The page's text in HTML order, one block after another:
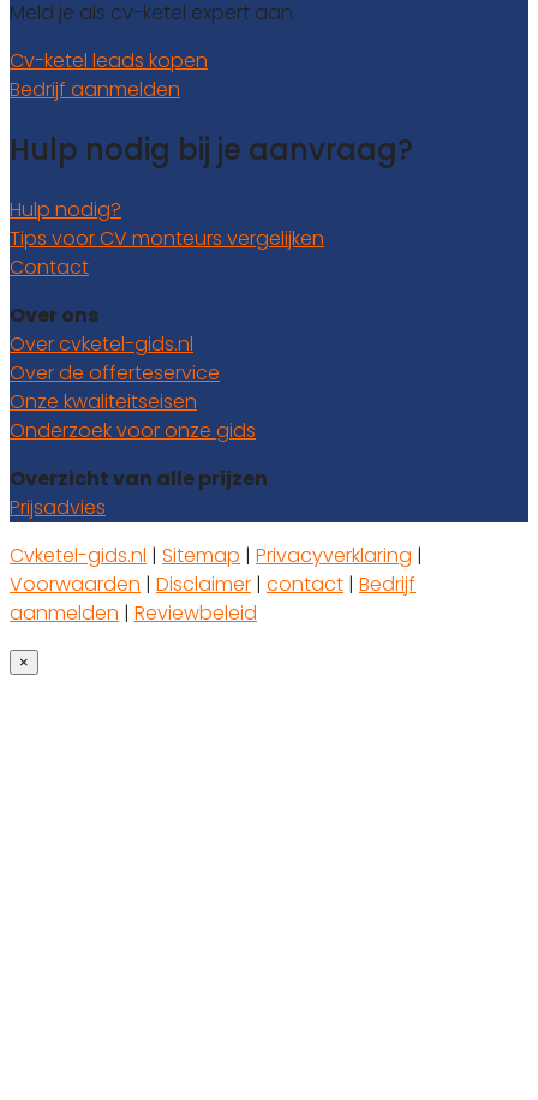
Meld je als cv-ketel expert aan.
Cv-ketel leads kopen
Bedrijf aanmelden
Hulp nodig bij je aanvraag?
Hulp nodig?
Tips voor CV monteurs vergelijken
Contact
Over ons
Over cvketel-gids.nl
Over de offerteservice
Onze kwaliteitseisen
Onderzoek voor onze gids
Overzicht van alle prijzen
Prijsadvies
Cvketel-gids.nl | Sitemap | Privacyverklaring |
Voorwaarden | Disclaimer | contact | Bedrijf
aanmelden | Reviewbeleid
×